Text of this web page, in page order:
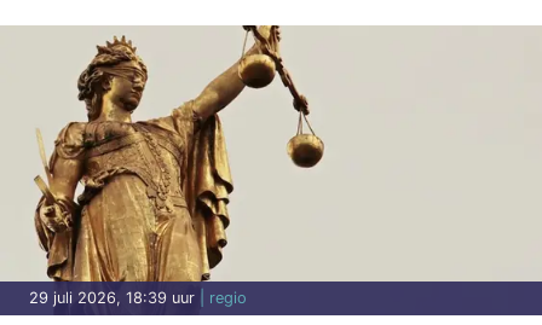
29 juli 2026, 18:39 uur | regio